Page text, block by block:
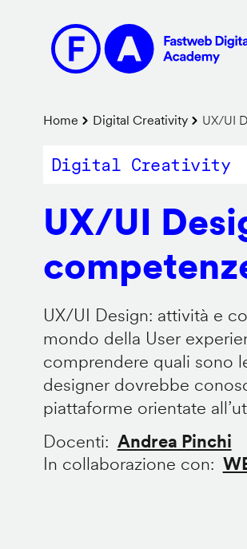
contenuto
principale
Briciole
di
Home Digital Creativity UX/UI
Digital Creativity
UX/UI
UX/UI Design: attività e
mondo della User
comprendere quali sono
designer dovrebbe
piattaforme orientate
Docenti
Andrea Pinchi
In collaborazione con